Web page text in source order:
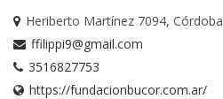
Heriberto Martínez 7094, Córdoba
ffilippi9@gmail.com
3516827753
https://fundacionbucor.com.ar/